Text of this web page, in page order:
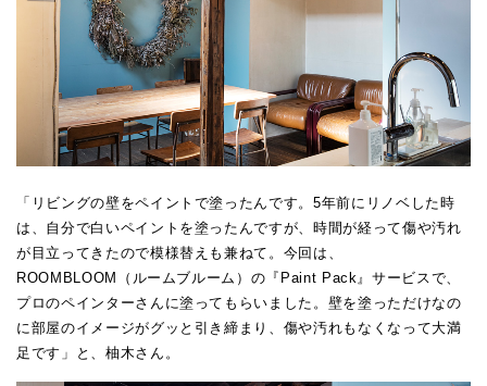
「リビングの壁をペイントで塗ったんです。5年前にリノベした時
は、自分で白いペイントを塗ったんですが、時間が経って傷や汚れ
が目立ってきたので模様替えも兼ねて。今回は、
ROOMBLOOM（ルームブルーム）の『Paint Pack』サービスで、
プロのペインターさんに塗ってもらいました。壁を塗っただけなの
に部屋のイメージがグッと引き締まり、傷や汚れもなくなって大満
足です」と、柚木さん。